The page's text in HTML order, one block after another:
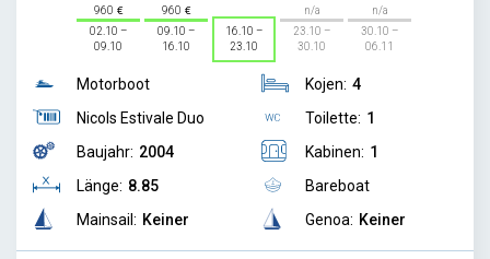
960
02.10 –
09.10
960
09.10 –
16.10
16.10 –
23.10
n/a
23.10 –
30.10
n/a
30.10 –
06.11
Motorboot
Nicols Estivale Duo
Baujahr: 2004
Länge: 8.85
Mainsail: Keiner
Kojen: 4
Toilette: 1
Kabinen: 1
Bareboat
Genoa: Keiner